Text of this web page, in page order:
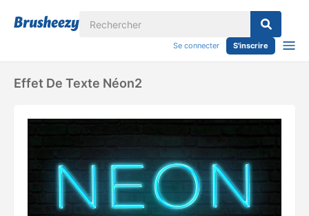
Se connecter S'inscrire
Effet De Texte Néon2